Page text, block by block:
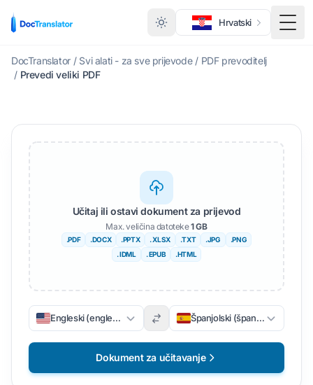
Hrvatski
DocTranslator / Svi alati - za sve prijevode / PDF prevoditelj
/ Prevedi veliki PDF
Učitaj ili ostavi dokument za prijevod
Max. veličina datoteke1 GB
.PDF .DOCX .PPTX . XLSX .TXT .JPG
.PNG
. IDML
. EPUB .HTML
Engleski (engleski) Španjolski (španjolski)
Dokument za učitavanje